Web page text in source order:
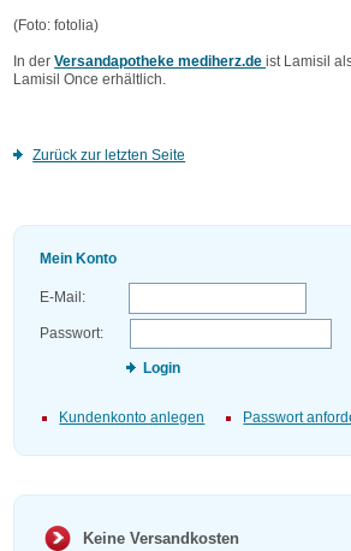
(Foto: fotolia)
In derVersandapotheke mediherz.deist Lamisil
Lamisil Once erhältlich.
Zurück zur letzten Seite
Mein Konto
E-Mail:
Passwort:
Login
Kundenkonto anlegen Passwort
Keine Versandkosten